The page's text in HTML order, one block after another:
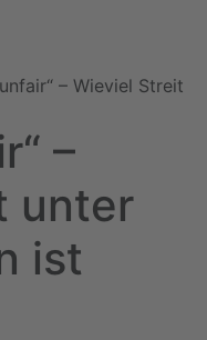
– Wieviel Streit
–
unter
ist